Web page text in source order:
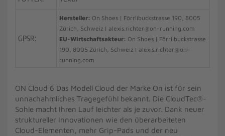
GPSR:
Hersteller: On Shoes | Förrlibuckstrasse 190, 8005
Zürich, Schweiz | alexis.richter@on-running.com
EU-Wirtschaftsakteur: On Shoes | Förrlibuckstrasse
190, 8005 Zürich, Schweiz | alexis.richter@on-
running.com
ON Cloud 6 Das Modell Cloud der Marke On ist für sein
unnachahmliches Tragegefühl bekannt. Die CloudTec®-
Sohle macht Ihren Lauf leichter als je zuvor. Dank neuer
struktureller Innovationen wie den überarbeiteten
Cloud-Elementen, mehr Grip-Pads und der neu